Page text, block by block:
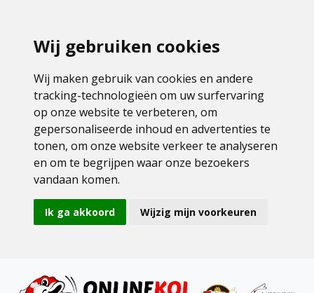
Wij gebruiken cookies
Wij maken gebruik van cookies en andere
tracking-technologieën om uw surfervaring
op onze website te verbeteren, om
gepersonaliseerde inhoud en advertenties te
tonen, om onze website verkeer te analyseren
en om te begrijpen waar onze bezoekers
vandaan komen.
Ik ga akkoord Wijzig mijn voorkeuren